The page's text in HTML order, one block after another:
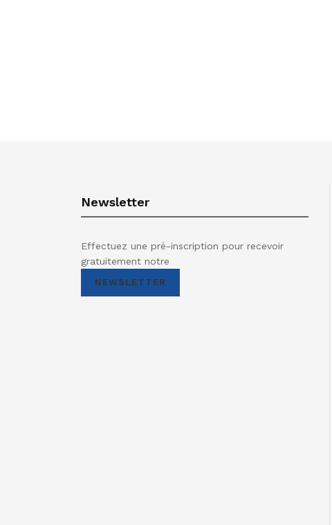
Newsletter
Effectuez une pré-inscription pour recevoir
gratuitement notre
NEWSLETTER